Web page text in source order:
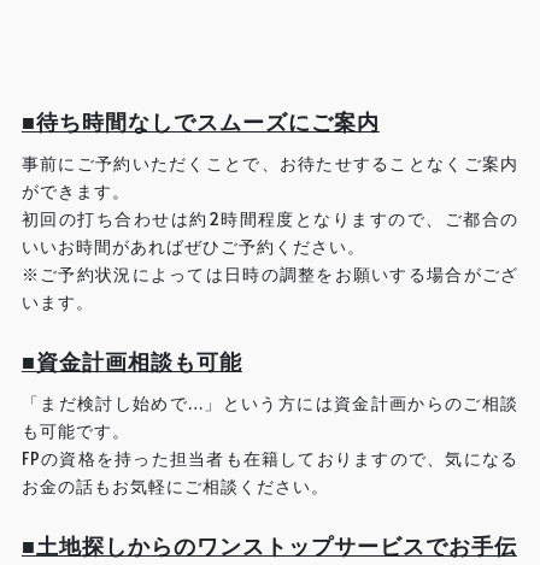
■待ち時間なしでスムーズにご案内
事前にご予約いただくことで、お待たせすることなくご案内
ができます。
初回の打ち合わせは約2時間程度となりますので、ご都合の
いいお時間があればぜひご予約ください。
※ご予約状況によっては日時の調整をお願いする場合がござ
います。
■資金計画相談も可能
「まだ検討し始めで…」という方には資金計画からのご相談
も可能です。
FPの資格を持った担当者も在籍しておりますので、気になる
お金の話もお気軽にご相談ください。
■土地探しからのワンストップサービスでお手伝